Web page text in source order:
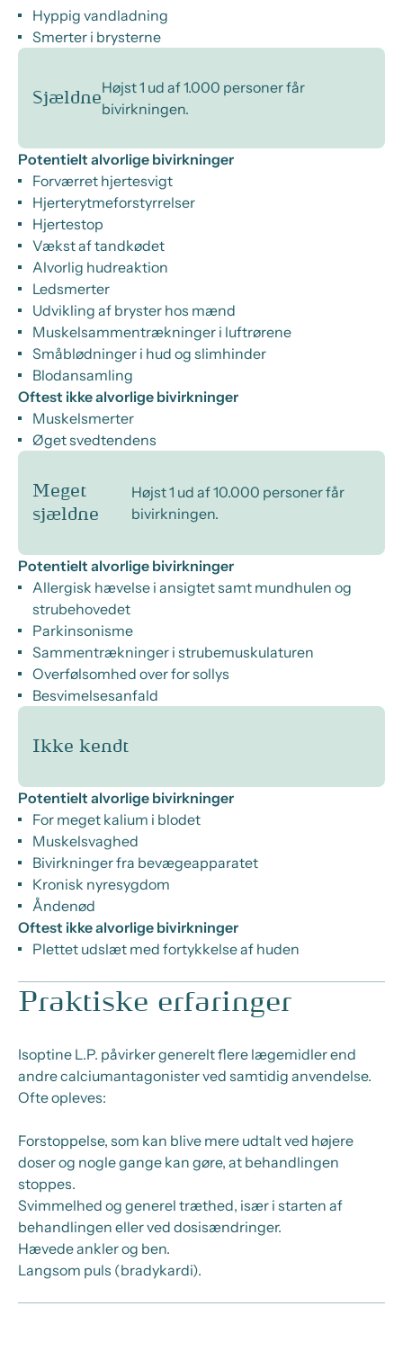
Hyppig vandladning
Smerter i brysterne
Sjældne
Højst 1 ud af 1.000 personer får
bivirkningen.
Potentielt alvorlige bivirkninger
Forværret hjertesvigt
Hjerterytmeforstyrrelser
Hjertestop
Vækst af tandkødet
Alvorlig hudreaktion
Ledsmerter
Udvikling af bryster hos mænd
Muskelsammentrækninger i luftrørene
Småblødninger i hud og slimhinder
Blodansamling
Oftest ikke alvorlige bivirkninger
Muskelsmerter
Øget svedtendens
Meget
sjældne
Højst 1 ud af 10.000 personer får
bivirkningen.
Potentielt alvorlige bivirkninger
Allergisk hævelse i ansigtet samt mundhulen og
strubehovedet
Parkinsonisme
Sammentrækninger i strubemuskulaturen
Overfølsomhed over for sollys
Besvimelsesanfald
Ikke kendt
Potentielt alvorlige bivirkninger
For meget kalium i blodet
Muskelsvaghed
Bivirkninger fra bevægeapparatet
Kronisk nyresygdom
Åndenød
Oftest ikke alvorlige bivirkninger
Plettet udslæt med fortykkelse af huden
Praktiske erfaringer
Isoptine L.P. påvirker generelt flere lægemidler end
andre calciumantagonister ved samtidig anvendelse.
Ofte opleves:
Forstoppelse, som kan blive mere udtalt ved højere
doser og nogle gange kan gøre, at behandlingen
stoppes.
Svimmelhed og generel træthed, især i starten af
behandlingen eller ved dosisændringer.
Hævede ankler og ben.
Langsom puls (bradykardi).